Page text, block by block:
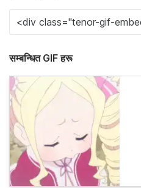
सम्बन्धित GIF हरू